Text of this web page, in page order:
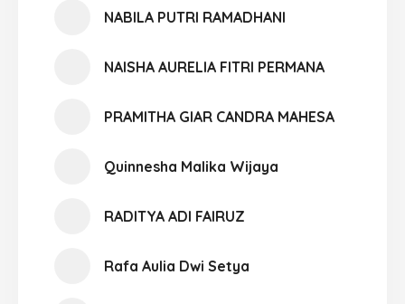
NABILA PUTRI RAMADHANI
NAISHA AURELIA FITRI PERMANA
PRAMITHA GIAR CANDRA MAHESA
Quinnesha Malika Wijaya
RADITYA ADI FAIRUZ
Rafa Aulia Dwi Setya